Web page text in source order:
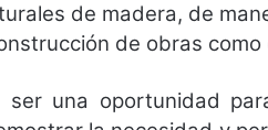
de madera, de
de obras como
ser una oportunidad